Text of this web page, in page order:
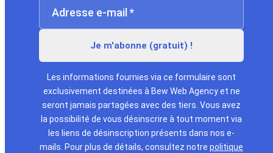
Les informations fournies via ce formulaire sont
exclusivement destinées à Bew Web Agency et ne
seront jamais partagées avec des tiers. Vous avez
la possibilité de vous désinscrire à tout moment via
les liens de désinscription présents dans nos e-
mails. Pour plus de détails, consultez notre politique